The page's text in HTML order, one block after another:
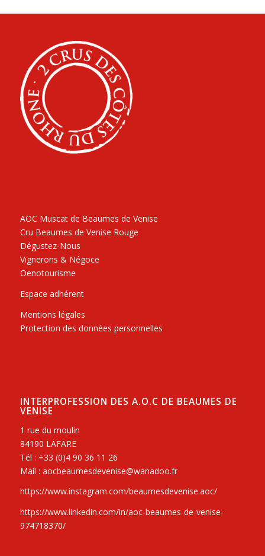
AOC Muscat de Beaumes de Venise
Cru Beaumes de Venise Rouge
Dégustez-Nous
Vignerons & Négoce
Oenotourisme
Espace adhérent
Mentions légales
Protection des données personnelles
INTERPROFESSION DES A.O.C DE BEAUMES DE
VENISE
1 rue du moulin
84190 LAFARE
Tél : +33 (0)4 90 36 11 26
Mail : aocbeaumesdevenise@wanadoo.fr
https://www.instagram.com/beaumesdevenise.aoc/
https://www.linkedin.com/in/aoc-beaumes-de-venise-
974718370/